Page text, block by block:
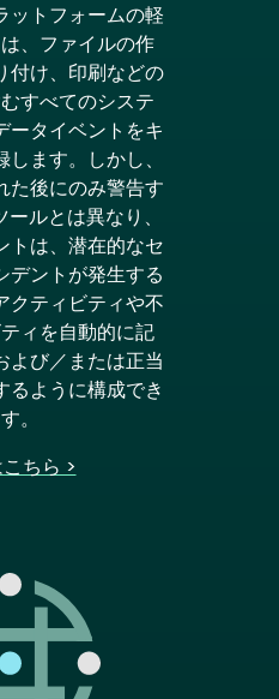
ットフォームの軽
、ファイルの作
付け、印刷などの
すべてのシステ
ータイベントをキ
ます。しかし、
た後にのみ警告す
ルとは異なり、
トは、潜在的なセ
デントが発生する
クティビティや不
ィを自動的に記
よび／または正当
るように構成でき
。
ちら >